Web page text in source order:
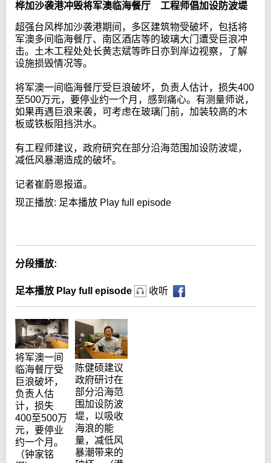
桦加沙袭港冲毁将军澳临海餐厅 工程师倡加设防波堤
超强台风桦加沙袭港期间，多区建筑物受破坏，包括将
军澳多间临海餐厅、南区酒店等的玻璃大门遭受巨浪冲
击。土木工程处处长黄志斌等昨日亦到岸边视察，了解
设施损毁情况等。
将军澳一间临海餐厅受巨浪破坏，负责人估计，损失400
至500万元，要停业约一个月，感到痛心。有测量师说，
如果再遇巨浪来袭，可考虑在玻璃门前，加装较高的木
板或铁板阻挡洪水。
有工程师建议，政府研究在部分沿海范围加设防波堤，
减低风暴潮造成的破坏。
记者崔蔚恩报道。
现正播放: 足本播放 Play full episode
分段播放:
足本播放 Play full episode 收听
将军澳一间
临海餐厅受
巨浪破坏，
负责人估
计，损失
400至500万
元，要停业
约一个月。
（钟家铭
陈健硕建议
政府研讨在
部分沿海范
围加设防波
堤，以吸收
海浪的能
量，减低风
暴潮带来的